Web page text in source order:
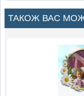
ТАКОЖ ВАС